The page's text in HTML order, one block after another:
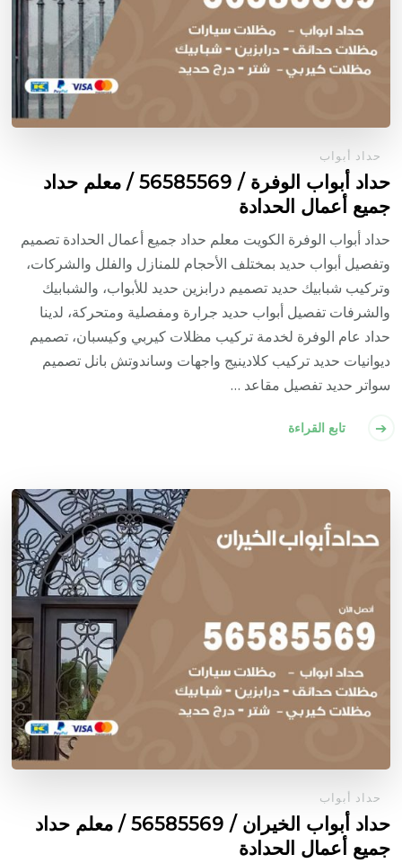
حداد أبواب
حداد أبواب الوفرة / 56585569 / معلم حداد
جميع أعمال الحدادة
حداد أبواب الوفرة الكويت معلم حداد جميع أعمال الحدادة تصميم
وتفصيل أبواب حديد بمختلف الأحجام للمنازل والفلل والشركات،
وتركيب شبابيك حديد تصميم درابزين حديد للأبواب، والشبابيك
والشرفات تفصيل أبواب حديد جرارة ومفصلية ومتحركة، لدينا
حداد عام الوفرة لخدمة تركيب مظلات كيربي وكيسبان، تصميم
ديوانيات حديد تركيب كلادينيج واجهات وساندوتش بانل تصميم
سواتر حديد تفصيل مقاعد …
تابع القراءة
حداد أبواب
حداد أبواب الخيران / 56585569 / معلم حداد
جميع أعمال الحدادة